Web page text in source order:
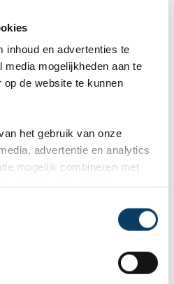
inhoud en advertenties te
media mogelijkheden aan te
de website te kunnen
het gebruik van onze
advertentie en analytics
mogelijk combineren met